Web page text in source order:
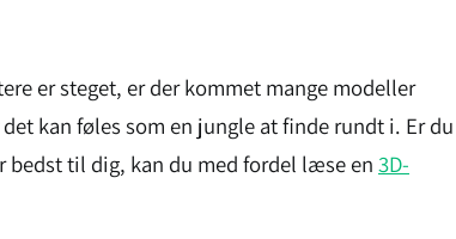
er steget, er der kommet mange modeller
kan føles som en jungle at finde rundt i. Er du
bedst til dig, kan du med fordel læse en 3D-